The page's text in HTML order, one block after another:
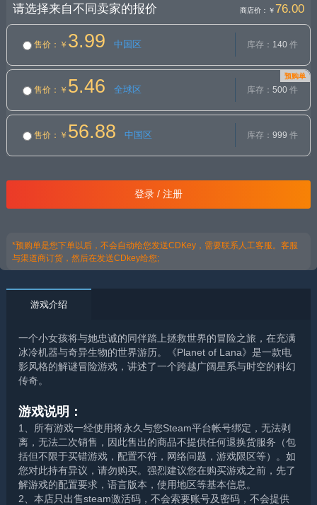
请选择来自不同卖家的报价 商店价： ￥ 76.00
售价 ：￥ 3.99 中国区 库存： 140件
预购单
售价 ：￥ 5.46 全球区 库存： 500件
售价 ：￥ 56.88 中国区 库存： 999 件
登录 / 注册
*预购单是您下单以后，不会自动给您发送CDKey，需要联系人工客服。客服
与渠道商订货，然后在发送CDkey给您;
游戏介绍
一个小女孩将与她忠诚的同伴踏上拯救世界的冒险之旅，在充满
冰冷机器与奇异生物的世界游历。《Planet of Lana》是一款电
影风格的解谜冒险游戏，讲述了一个跨越广阔星系与时空的科幻
传奇。
游戏说明：
1、所有游戏一经使用将永久与您Steam平台帐号绑定，无法剥
离，无法二次销售，因此售出的商品不提供任何退换货服务（包
括但不限于买错游戏，配置不符，网络问题，游戏限区等）。如
您对此持有异议，请勿购买。强烈建议您在购买游戏之前，先了
解游戏的配置要求，语言版本，使用地区等基本信息。
2、本店只出售steam激活码，不会索要账号及密码，不会提供